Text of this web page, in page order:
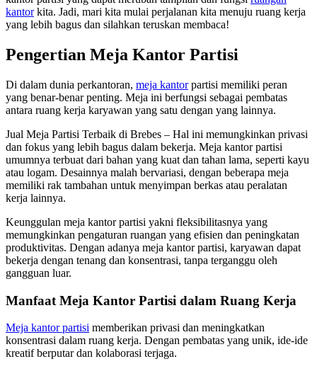
kantorkita. Jadi, mari kita mulai perjalanan kita menuju ruang kerja
yang lebih bagus dan silahkan teruskan membaca!
Pengertian Meja Kantor Partisi
Di dalam dunia perkantoran, meja kantorpartisi memiliki peran
yang benar-benar penting. Meja ini berfungsi sebagai pembatas
antara ruang kerja karyawan yang satu dengan yang lainnya.
Jual Meja Partisi Terbaik di Brebes – Hal ini memungkinkan privasi
dan fokus yang lebih bagus dalam bekerja. Meja kantor partisi
umumnya terbuat dari bahan yang kuat dan tahan lama, seperti kayu
atau logam. Desainnya malah bervariasi, dengan beberapa meja
memiliki rak tambahan untuk menyimpan berkas atau peralatan
kerja lainnya.
Keunggulan meja kantor partisi yakni fleksibilitasnya yang
memungkinkan pengaturan ruangan yang efisien dan peningkatan
produktivitas. Dengan adanya meja kantor partisi, karyawan dapat
bekerja dengan tenang dan konsentrasi, tanpa terganggu oleh
gangguan luar.
Manfaat Meja Kantor Partisi dalam Ruang Kerja
Meja kantor partisi memberikan privasi dan meningkatkan
konsentrasi dalam ruang kerja. Dengan pembatas yang unik, ide-ide
kreatif berputar dan kolaborasi terjaga.